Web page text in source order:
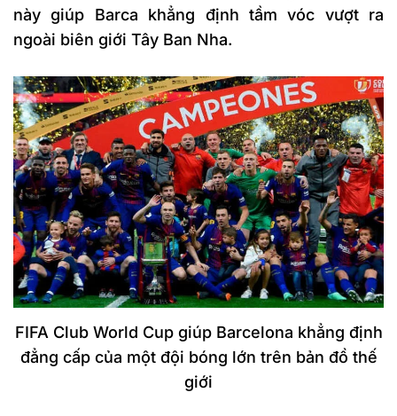
này giúp Barca khẳng định tầm vóc vượt ra
ngoài biên giới Tây Ban Nha.
FIFA Club World Cup giúp Barcelona khẳng định
đẳng cấp của một đội bóng lớn trên bản đồ thế
giới